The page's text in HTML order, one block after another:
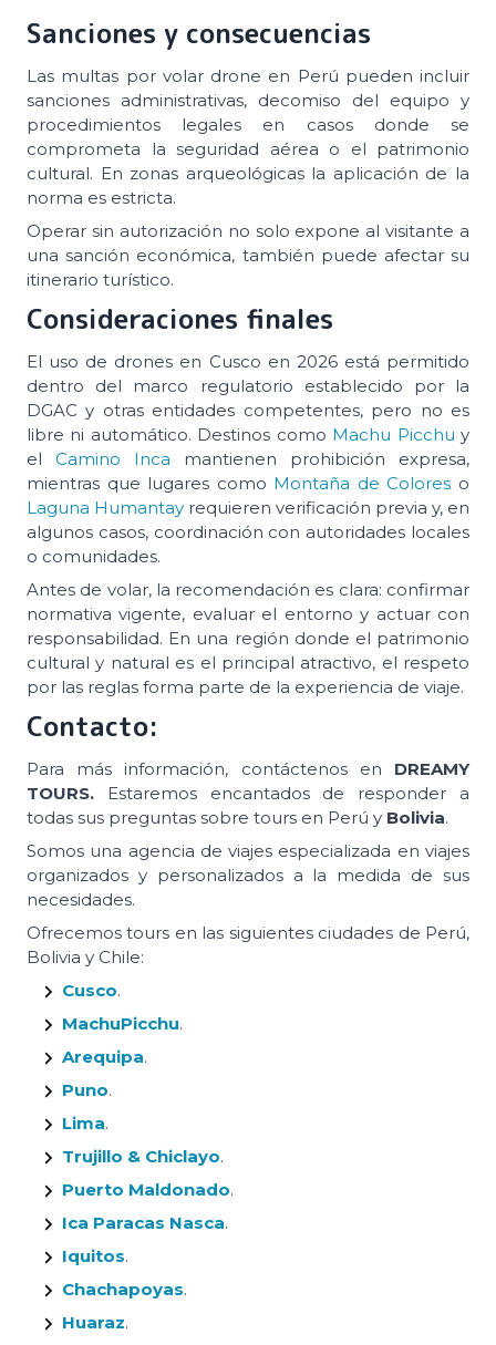
Sanciones y consecuencias
Las multas por volar drone en Perú pueden incluir
sanciones administrativas, decomiso del equipo y
procedimientos legales en casos donde se
comprometa la seguridad aérea o el patrimonio
cultural. En zonas arqueológicas la aplicación de la
norma es estricta.
Operar sin autorización no solo expone al visitante a
una sanción económica, también puede afectar su
itinerario turístico.
Consideraciones finales
El uso de drones en Cusco en 2026 está permitido
dentro del marco regulatorio establecido por la
DGAC y otras entidades competentes, pero no es
libre ni automático. Destinos como Machu Picchu y
el Camino Inca mantienen prohibición expresa,
mientras que lugares como Montaña de Colores o
Laguna Humantay requieren verificación previa y, en
algunos casos, coordinación con autoridades locales
o comunidades.
Antes de volar, la recomendación es clara: confirmar
normativa vigente, evaluar el entorno y actuar con
responsabilidad. En una región donde el patrimonio
cultural y natural es el principal atractivo, el respeto
por las reglas forma parte de la experiencia de viaje.
Contacto:
Para más información, contáctenos en DREAMY
TOURS. Estaremos encantados de responder a
todas sus preguntas sobre tours en Perú y Bolivia.
Somos una agencia de viajes especializada en viajes
organizados y personalizados a la medida de sus
necesidades.
Ofrecemos tours en las siguientes ciudades de Perú,
Bolivia y Chile:
Cusco.
MachuPicchu.
Arequipa.
Puno.
Lima.
Trujillo & Chiclayo.
Puerto Maldonado.
Ica Paracas Nasca.
Iquitos.
Chachapoyas.
Huaraz.